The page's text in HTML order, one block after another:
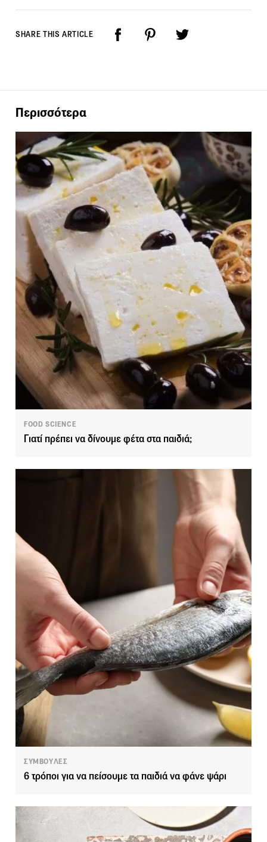
SHARE THIS ARTICLE
Περισσότερα
FOOD SCIENCE
Γιατί πρέπει να δίνουμε φέτα στα παιδιά;
ΣΥΜΒΟΥΛΕΣ
6 τρόποι για να πείσουμε τα παιδιά να φάνε ψάρι